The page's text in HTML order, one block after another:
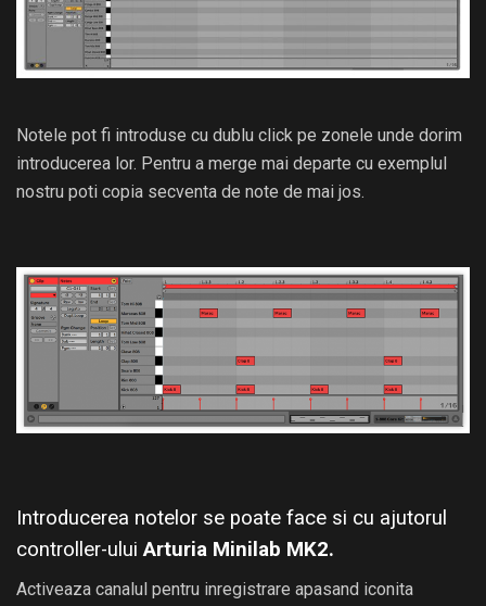
Notele pot fi introduse cu dublu click pe zonele unde dorim
introducerea lor. Pentru a merge mai departe cu exemplul
nostru poti copia secventa de note de mai jos.
Introducerea notelor se poate face si cu ajutorul
controller-uluiArturia Minilab MK2.
Activeaza canalul pentru inregistrare apasand iconita